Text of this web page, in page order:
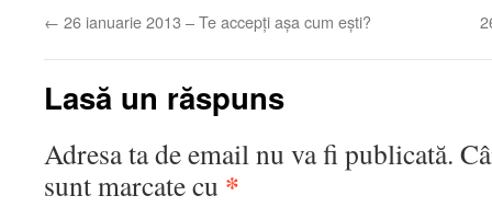
← 26 ianuarie 2013 – Te accepţi aşa cum eşti?
Lasă un răspuns
Adresa ta de email nu va fi publicată.
sunt marcate cu *